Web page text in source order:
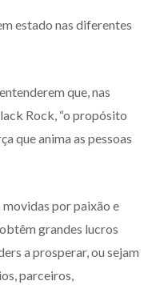
estado nas diferentes
que, nas
Rock, “o propósito
que anima as pessoas
movidas por paixão e
grandes lucros
a prosperar, ou sejam
parceiros,